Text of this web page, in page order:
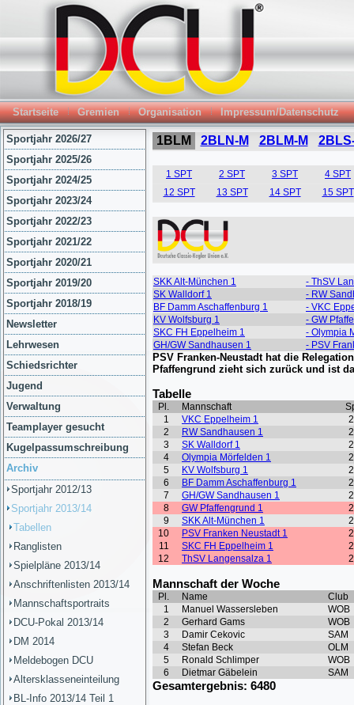
Startseite Gremien Organisation Impressum/Datenschutz
Sportjahr 2026/27
Sportjahr 2025/26
Sportjahr 2024/25
Sportjahr 2023/24
Sportjahr 2022/23
Sportjahr 2021/22
Sportjahr 2020/21
Sportjahr 2019/20
Sportjahr 2018/19
Newsletter
Lehrwesen
Schiedsrichter
Jugend
Verwaltung
Teamplayer gesucht
Kugelpassumschreibung
Archiv
Sportjahr 2012/13
Sportjahr 2013/14
Tabellen
Ranglisten
Spielpläne 2013/14
Anschriftenlisten 2013/14
Mannschaftsportraits
DCU-Pokal 2013/14
DM 2014
Meldebogen DCU
Altersklasseneinteilung
BL-Info 2013/14 Teil 1